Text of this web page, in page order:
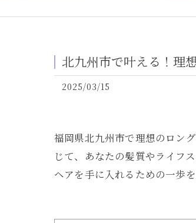
北九州市で叶える！理
2025/03/15
福岡県北九州市で理想のロン
じて、あなたの髪質やライフ
ヘアを手に入れるための一歩